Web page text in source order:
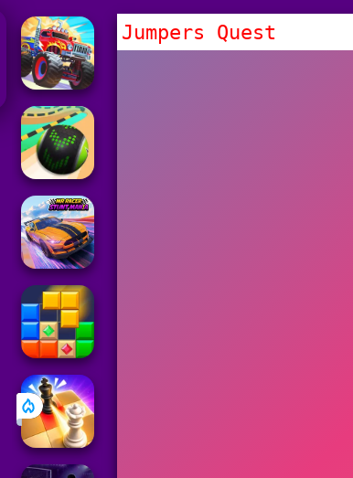
Jumpers Quest